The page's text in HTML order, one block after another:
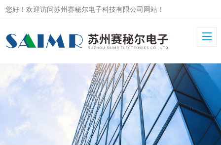
您好！欢迎访问苏州赛秘尔电子科技有限公司网站！